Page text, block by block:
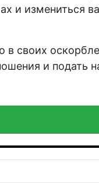
и измениться
своих
и подать